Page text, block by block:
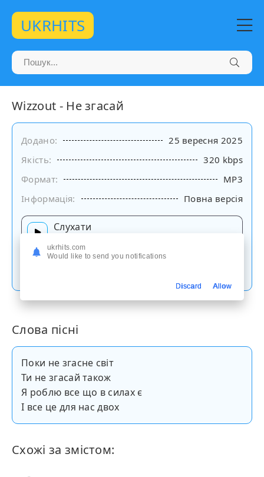
UKRHITS
Wizzout - Не згасай
Додано:
25 вересня 2025
Якість:
320 kbps
Формат:
MP3
Інформація:
Повна версія
Слухати
Слова пісні
Поки не згасне світ
Ти не згасай також
Я роблю все що в силах є
І все це для нас двох
Схожі за змістом:
ukrhits.com
Would like to send you notifications
Discard Allow